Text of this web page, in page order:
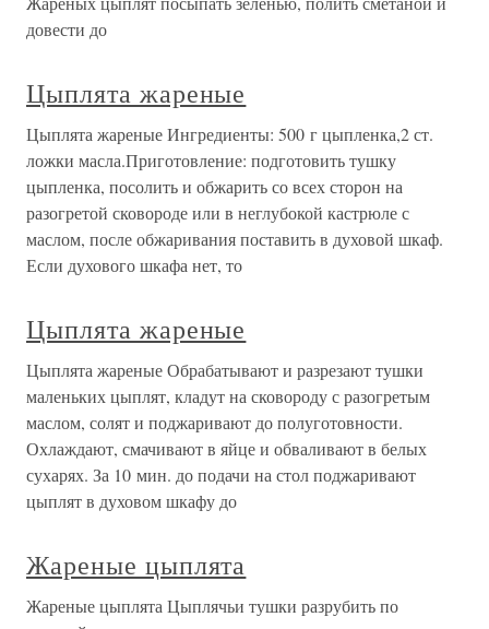
довести до
Цыплята жареные
Цыплята жареные Ингредиенты: 500 г цыпленка,2 ст.
ложки масла.Приготовление: подготовить тушку
цыпленка, посолить и обжарить со всех сторон на
разогретой сковороде или в неглубокой кастрюле с
маслом, после обжаривания поставить в духовой шкаф.
Если духового шкафа нет, то
Цыплята жареные
Цыплята жареные Обрабатывают и разрезают тушки
маленьких цыплят, кладут на сковороду с разогретым
маслом, солят и поджаривают до полуготовности.
Охлаждают, смачивают в яйце и обваливают в белых
сухарях. За 10 мин. до подачи на стол поджаривают
цыплят в духовом шкафу до
Жареные цыплята
Жареные цыплята Цыплячьи тушки разрубить по